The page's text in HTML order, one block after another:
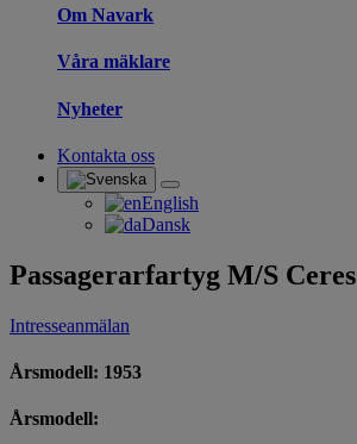
Om Navark
Våra mäklare
Nyheter
Kontakta oss
English
Dansk
Passagerarfartyg M/S Ceres
Intresseanmälan
Årsmodell: 1953
Årsmodell: